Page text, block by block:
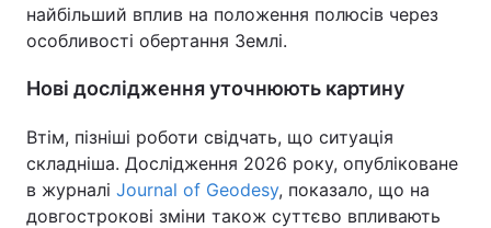
найбільший вплив на положення полюсів через
особливості обертання Землі.
Нові дослідження уточнюють картину
Втім, пізніші роботи свідчать, що ситуація
складніша. Дослідження 2026 року, опубліковане
в журналі Journal of Geodesy, показало, що на
довгострокові зміни також суттєво впливають